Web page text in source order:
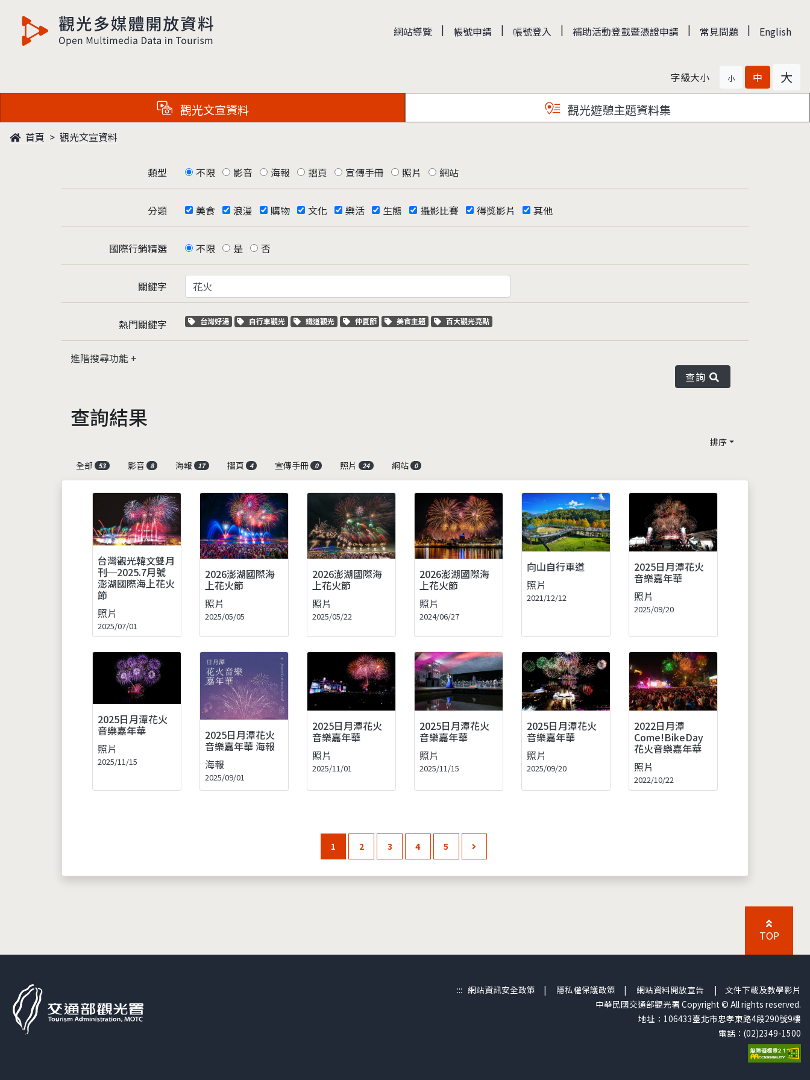
觀光多媒體開放資料 網站導覽 | 帳號申請 | 帳號登入 | 補助活動登載暨憑證申請 | 常見問題 | English
字級大小 小 中 大
觀光文宣資料 觀光遊憩主題資料集
首頁 觀光文宣資料
類型 不限 影音 海報 摺頁 宣傳手冊 照片 網站
分類 美食 浪漫 購物 文化 樂活 生態 攝影比賽 得獎影片 其他
國際行銷精選 不限 是 否
關鍵字
熱門關鍵字 關鍵字標籤
台灣好湯 關鍵字標籤
自行車觀光 關鍵字標籤
鐵道觀光 關鍵字標籤
仲夏節 關鍵字標籤
美食主題 關鍵字標籤
百大觀光亮點
進階搜尋功能
查詢
查詢結果
排序
全部
53 影音 8 海報 17 摺頁 4 宣傳手冊 0 照片 24 網站 0
台灣觀光韓文雙月
刊─2025.7月號
澎湖國際海上花火
節
照片
2025/07/01
2026澎湖國際海
上花火節
照片
2025/05/05
2026澎湖國際海
上花火節
照片
2025/05/22
2026澎湖國際海
上花火節
照片
2024/06/27
向山自行車道
照片
2021/12/12
2025日月潭花火
音樂嘉年華
照片
2025/09/20
2025日月潭花火
音樂嘉年華
照片
2025/11/15
2025日月潭花火
音樂嘉年華 海報
海報
2025/09/01
2025日月潭花火
音樂嘉年華
照片
2025/11/01
2025日月潭花火
音樂嘉年華
照片
2025/11/15
2025日月潭花火
音樂嘉年華
照片
2025/09/20
2022日月潭
Come!BikeDay
花火音樂嘉年華
照片
2022/10/22
1 2 3 4 5
TOP
::: 網站資訊安全政策 | 隱私權保護政策 | 網站資料開放宣告 | 文件下載及教學影片
中華民國交通部觀光署 Copyright © All rights reserved.
地址：106433臺北市忠孝東路4段290號9樓
電話：(02)2349-1500